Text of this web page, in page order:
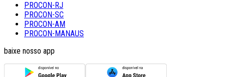
PROCON-RJ
PROCON-SC
PROCON-AM
PROCON-MANAUS
baixe nosso app